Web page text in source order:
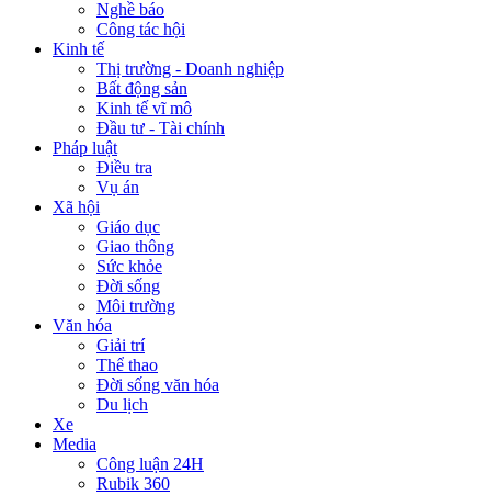
Nghề báo
Công tác hội
Kinh tế
Thị trường - Doanh nghiệp
Bất động sản
Kinh tế vĩ mô
Đầu tư - Tài chính
Pháp luật
Điều tra
Vụ án
Xã hội
Giáo dục
Giao thông
Sức khỏe
Đời sống
Môi trường
Văn hóa
Giải trí
Thể thao
Đời sống văn hóa
Du lịch
Xe
Media
Công luận 24H
Rubik 360